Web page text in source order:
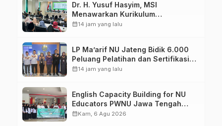
Dr. H. Yusuf Hasyim, MSI
Menawarkan Kurikulum
Diversifikasi, Harapan Baru dalam
calendar_month14 jam yang lalu
LP Ma’arif NU Jateng Bidik 6.000
Peluang Pelatihan dan Sertifikasi
bagi Lulusan SMK
calendar_month14 jam yang lalu
English Capacity Building for NU
Educators PWNU Jawa Tengah
Batch#4; Membuka Jalan Menuju
calendar_monthKam, 6 Agu 2026